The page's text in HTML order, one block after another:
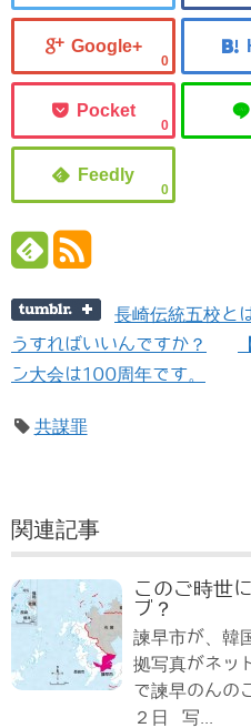
0
0
0
長崎伝統五校と
うすればいいんですか？
ン大会は100周年です。
共謀罪
関連記事
このご時世
ブ？
諫早市が、韓
拠写真がネッ
で諫早のん
２日 写...